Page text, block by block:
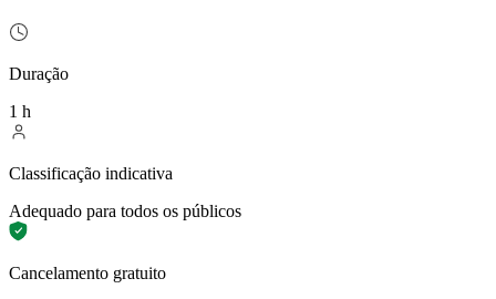
Duração
1 h
Classificação indicativa
Adequado para todos os públicos
Cancelamento gratuito